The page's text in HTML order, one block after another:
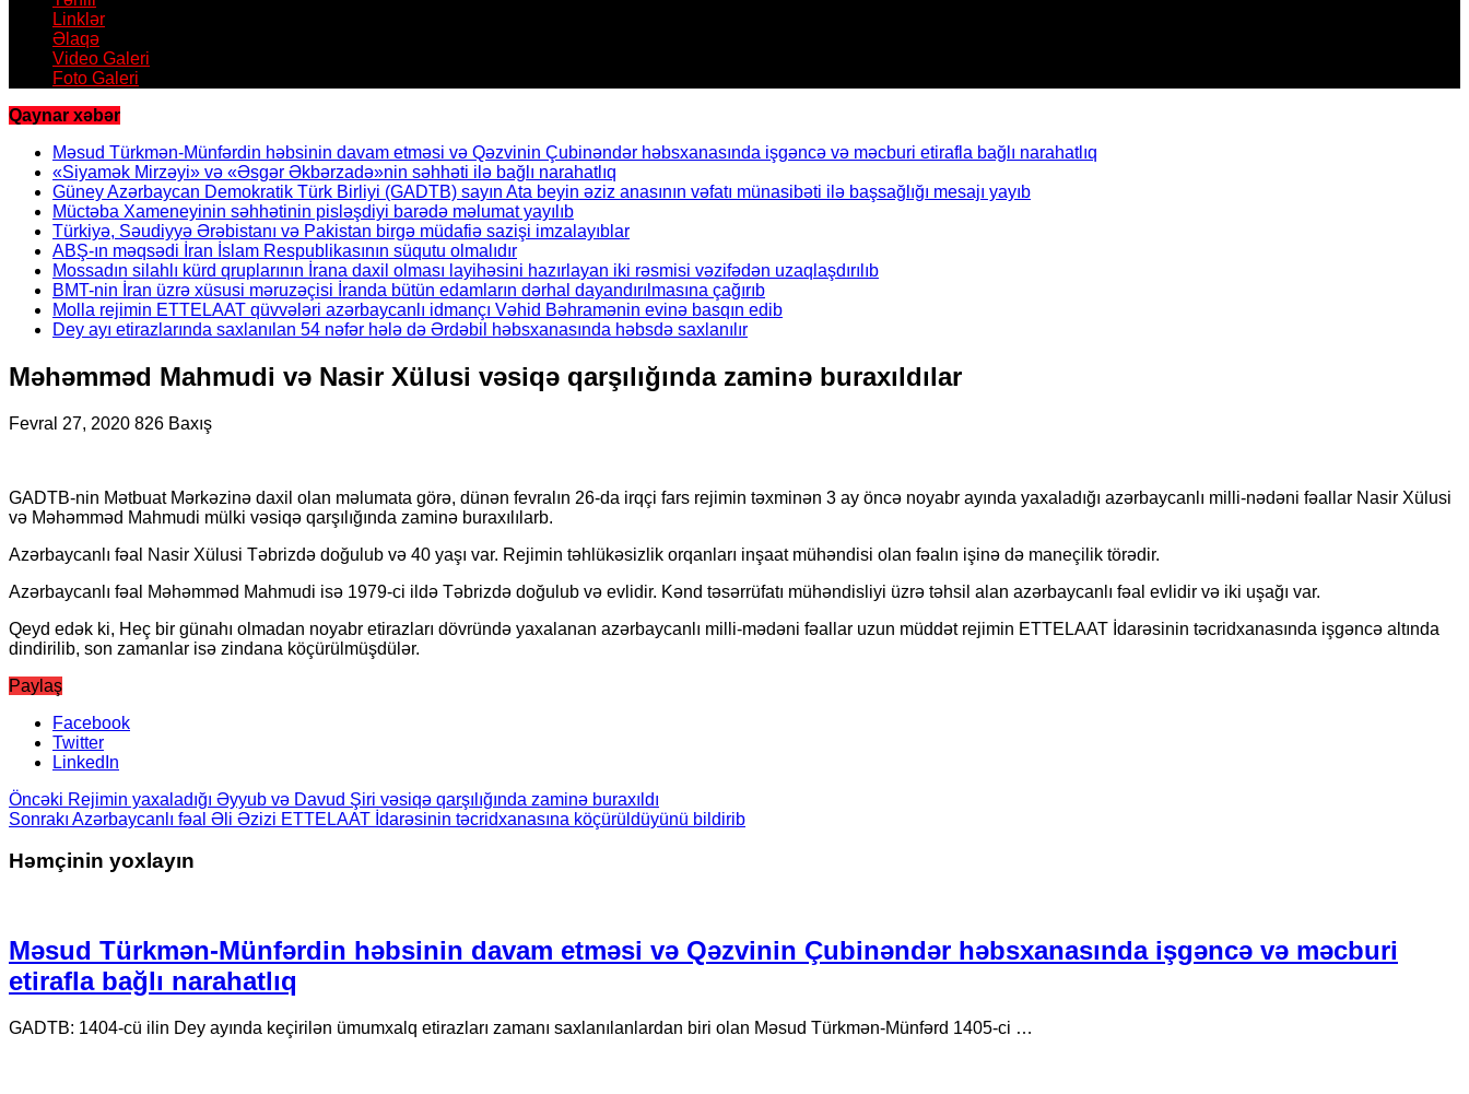
Linklər
Əlaqə
Video Galeri
Foto Galeri
Qaynar xəbər
Məsud Türkmən-Münfərdin həbsinin davam etməsi və Qəzvinin Çubinəndər həbsxanasında işgəncə və məcburi etirafla bağlı narahatlıq
«Siyamək Mirzəyi» və «Əsgər Əkbərzadə»nin səhhəti ilə bağlı narahatlıq
Güney Azərbaycan Demokratik Türk Birliyi (GADTB) sayın Ata beyin əziz anasının vəfatı münasibəti ilə başsağlığı mesajı yayıb
Müctəba Xameneyinin səhhətinin pisləşdiyi barədə məlumat yayılıb
Türkiyə, Səudiyyə Ərəbistanı və Pakistan birgə müdafiə sazişi imzalayıblar
ABŞ-ın məqsədi İran İslam Respublikasının süqutu olmalıdır
Mossadın silahlı kürd qruplarının İrana daxil olması layihəsini hazırlayan iki rəsmisi vəzifədən uzaqlaşdırılıb
BMT-nin İran üzrə xüsusi məruzəçisi İranda bütün edamların dərhal dayandırılmasına çağırıb
Molla rejimin ETTELAAT qüvvələri azərbaycanlı idmançı Vəhid Bəhramənin evinə basqın edib
Dey ayı etirazlarında saxlanılan 54 nəfər hələ də Ərdəbil həbsxanasında həbsdə saxlanılır
Məhəmməd Mahmudi və Nasir Xülusi vəsiqə qarşılığında zaminə buraxıldılar
Fevral 27, 2020 826 Baxış
GADTB-nin Mətbuat Mərkəzinə daxil olan məlumata görə, dünən fevralın 26-da irqçi fars rejimin təxminən 3 ay öncə noyabr ayında yaxaladığı azərbaycanlı milli-nədəni fəallar Nasir Xülusi
və Məhəmməd Mahmudi mülki vəsiqə qarşılığında zaminə buraxılılarb.
Azərbaycanlı fəal Nasir Xülusi Təbrizdə doğulub və 40 yaşı var. Rejimin təhlükəsizlik orqanları inşaat mühəndisi olan fəalın işinə də maneçilik törədir.
Azərbaycanlı fəal Məhəmməd Mahmudi isə 1979-ci ildə Təbrizdə doğulub və evlidir. Kənd təsərrüfatı mühəndisliyi üzrə təhsil alan azərbaycanlı fəal evlidir və iki uşağı var.
Qeyd edək ki, Heç bir günahı olmadan noyabr etirazları dövründə yaxalanan azərbaycanlı milli-mədəni fəallar uzun müddət rejimin ETTELAAT İdarəsinin təcridxanasında işgəncə altında
dindirilib, son zamanlar isə zindana köçürülmüşdülər.
Paylaş
Facebook
Twitter
LinkedIn
Öncəki Rejimin yaxaladığı Əyyub və Davud Şiri vəsiqə qarşılığında zaminə buraxıldı
Sonrakı Azərbaycanlı fəal Əli Əzizi ETTELAAT İdarəsinin təcridxanasına köçürüldüyünü bildirib
Həmçinin yoxlayın
Məsud Türkmən-Münfərdin həbsinin davam etməsi və Qəzvinin Çubinəndər həbsxanasında işgəncə və məcburi
etirafla bağlı narahatlıq
GADTB: 1404-cü ilin Dey ayında keçirilən ümumxalq etirazları zamanı saxlanılanlardan biri olan Məsud Türkmən-Münfərd 1405-ci …